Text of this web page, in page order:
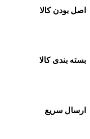
اصل بودن کالا
بسته بندی کالا
ارسال سریع